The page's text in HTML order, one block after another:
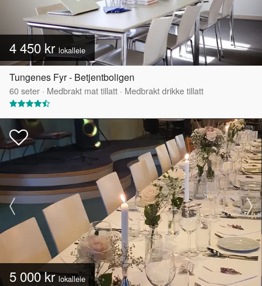
4 450 kr lokalleie
Tungenes Fyr - Betjentboligen
60seter · Medbrakt mat tillatt · Medbrakt drikke tillatt
5 000 krlokalleie